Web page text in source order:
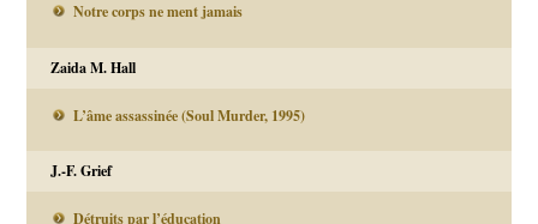
Notre corps ne ment jamais
Zaida M. Hall
L’âme assassinée (Soul Murder, 1995)
J.-F. Grief
Détruits par l’éducation